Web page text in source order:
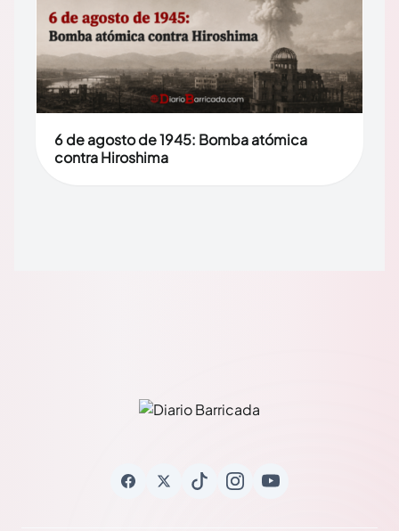
6 de agosto de 1945: Bomba atómica
contra Hiroshima